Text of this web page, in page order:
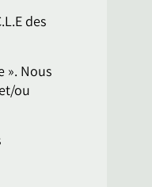
des
». Nous
ou